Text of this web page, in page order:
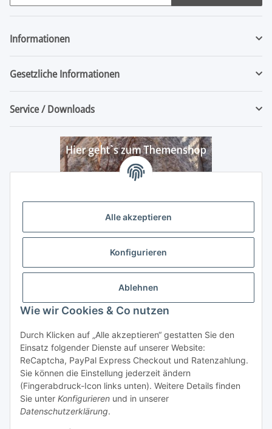
Alle akzeptieren
Konfigurieren
Ablehnen
Wie wir Cookies & Co nutzen
Durch Klicken auf „Alle akzeptieren“ gestatten Sie den
Einsatz folgender Dienste auf unserer Website:
ReCaptcha, PayPal Express Checkout und Ratenzahlung.
Sie können die Einstellung jederzeit ändern
(Fingerabdruck-Icon links unten). Weitere Details finden
Sie unter Konfigurieren und in unserer
Datenschutzerklärung.
Newsletter Abonnieren
Informationen
Gesetzliche Informationen
Service / Downloads
Vertrag widerrufen
* Alle Preise inkl. gesetzlicher USt., zzgl.